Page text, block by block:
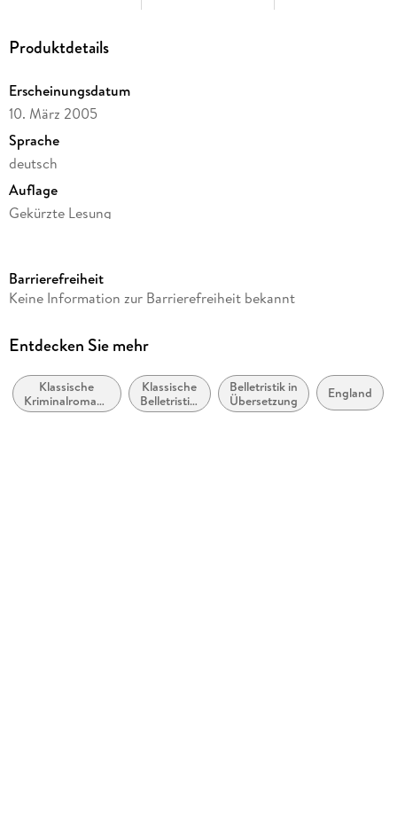
Produktdetails
Erscheinungsdatum
10. März 2005
Sprache
deutsch
Auflage
Gekürzte Lesung
Dateigröße
Laufzeit
Reihe
Hercule Poirot, 15
Barrierefreiheit
Keine Information zur Barrierefreiheit bekannt
Entdecken Sie mehr
Klassische
Kriminalromane
und Mystery
Klassische
Belletristik:
allgemein
Belletristik in
Übersetzung
England